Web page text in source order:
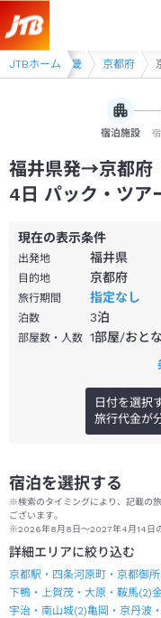
JTBホーム
ツアー 近畿 京都府
宿泊施設
福井県発→京都府
4日 パック・ツア
現在の表示条件
出発地 福井県
目的地 京都府
旅行期間 指定なし
泊数 3泊
部屋数・人数 1部屋/おと
日付を選択
旅行代金が
宿泊を選択する
※検索のタイミングにより、記載の
ございます。
※2026年8月8日～2027年4月14日の
詳細エリアに絞り込む
京都駅・四条河原町・京都御所
下鴨・上賀茂・大原・鞍馬(2)
宇治・南山城(2)亀岡・京丹波